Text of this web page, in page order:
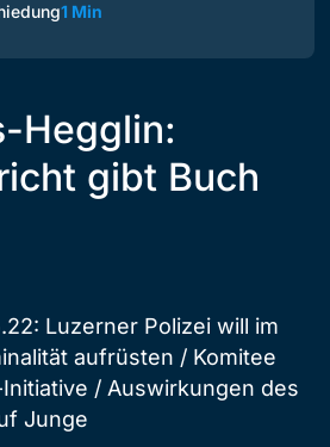
1 Min
Hegglin:
gibt Buch
Luzerner Polizei will im
aufrüsten / Komitee
/ Auswirkungen des
Junge